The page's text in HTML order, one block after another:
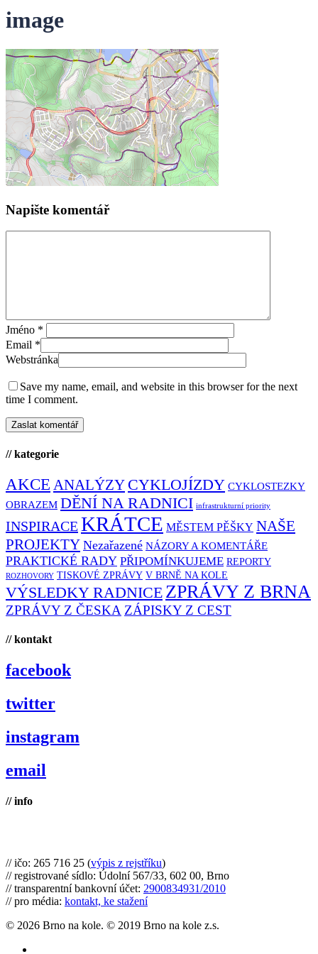
image
Napište komentář
Jméno *
Email *
Webstránka
Save my name, email, and website in this browser for the next
time I comment.
// kategorie
AKCE ANALÝZY CYKLOJÍZDY CYKLOSTEZKY
OBRAZEM DĚNÍ NA RADNICI infrastrukturní priority
INSPIRACEKRÁTCE MĚSTEM PĚŠKY NAŠE
PROJEKTY Nezařazené NÁZORY A KOMENTÁŘE
PRAKTICKÉ RADY PŘIPOMÍNKUJEME REPORTY
ROZHOVORY TISKOVÉ ZPRÁVY V BRNĚ NA KOLE
VÝSLEDKY RADNICE ZPRÁVY Z BRNA
ZPRÁVY Z ČESKA ZÁPISKY Z CEST
// kontakt
facebook
twitter
instagram
email
// info
// ičo: 265 716 25 (výpis z rejstříku)
// registrované sídlo: Údolní 567/33, 602 00, Brno
// transparentní bankovní účet: 2900834931/2010
// pro média: kontakt, ke stažení
© 2026 Brno na kole. © 2019 Brno na kole z.s.